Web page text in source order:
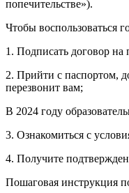
попечительстве»).
Чтобы воспользоваться
1. Подписать договор
2. Прийти с паспортом,
перезвонит вам;
В 2024 году
3. Ознакомиться с
4. Получите
Пошаговая инструкция